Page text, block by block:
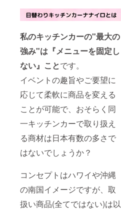
私のキッチンカーの"最大の
強み"は『メニューを固定し
ない』ことです。
イベントの趣旨やご要望に
応じて柔軟に商品を変える
ことが可能で、おそらく同
一キッチンカーで取り扱え
る商材は日本有数の多さで
はないでしょうか？
コンセプトはハワイや沖縄
の南国イメージですが、取
扱い商品(全てではない)は以